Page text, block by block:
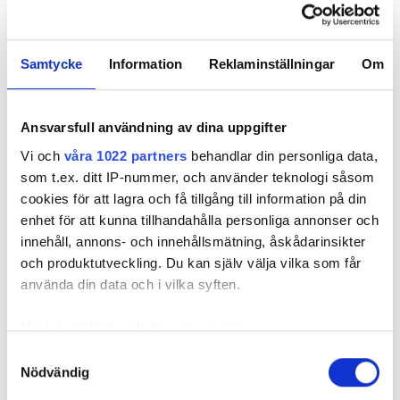
Samtycke Information Reklaminställningar Om
Ansvarsfull användning av dina uppgifter
Vi och våra 1022 partners behandlar din personliga data,
som t.ex. ditt IP-nummer, och använder teknologi såsom
cookies för att lagra och få tillgång till information på din
enhet för att kunna tillhandahålla personliga annonser och
innehåll, annons- och innehållsmätning, åskådarinsikter
och produktutveckling. Du kan själv välja vilka som får
använda din data och i vilka syften.
Med din tillåtelse skulle vi även vilja:
som kan ha en noggrannhet på upp till flera meter
Nödvändig
ett vindkraftverk kopplat, då kan de ligga och fylla
på.
Vem ska betala för
i ren beredskap. Om tekniken ska användas i större
skala återstår därför en central fråga: vem ska
betala?
– Det är en svår fråga: vem ska betala för
beredskapsnyttan. Det är inget självklart. Vi har inte
så mycket nytta av det, men om ett energilager
agerar på stödtjänstmarknaden och vi kan addera
LÄS OCKSÅ: